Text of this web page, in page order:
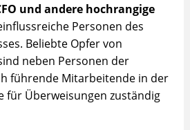
und andere hochrangige
Personen des
Beliebte Opfer von
neben Personen der
führende Mitarbeitende in der
für Überweisungen zuständig